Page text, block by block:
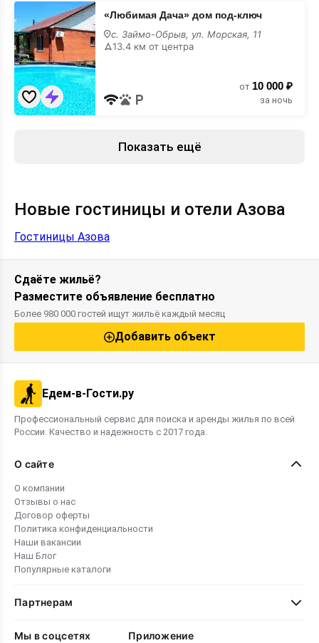
«Любимая
Дача»
дом
под-
ключ
«Любимая Дача» дом под-ключ
с. Займо-Обрыв, ул. Морская, 11
13.4 км от центра
от 10 000 ₽
за ночь
Показать ещё
Новые гостиницы и отели Азова
Гостиницы Азова
Сдаёте жильё?
Разместите объявление бесплатно
Более 980 000 гостей ищут жильё каждый месяц
Добавить объект
Едем-в-Гости.ру
Профессиональный сервис для поиска и аренды жилья по всей
России. Качество и надежность с 2017 года.
О сайте
О компании
Отзывы о нас
Договор оферты
Политика конфиденциальности
Наши вакансии
Наш Блог
Популярные каталоги
Партнерам
Мы в соцсетях Приложение